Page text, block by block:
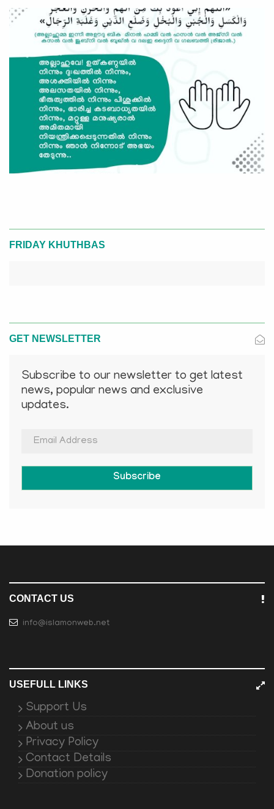
FRIDAY KHUTHBAS
GET NEWSLETTER
Subscribe to our newsletter to get latest
news, popular news and exclusive
updates.
Subscribe
CONTACT US
info@islamonweb.net
USEFULL LINKS
Support Us
About us
Privacy Policy
Contact Details
Donation policy